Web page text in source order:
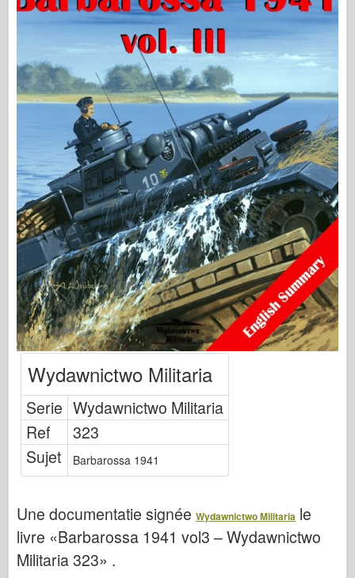
Uitgeverij Osprey
Squadron signaal
Vrachtwagens en tanks
Waffen-Arsenaal
Wydawnictwo Militaria
Maquettes
Academy
Ace-modellen
AFV Club
Luchtfix
Luchtmacht
AZ-model
Zwarte Hond
Dnepromodel
Dragon
Eduard
Fijne mallen
Krachten van Moed
FriulModel
Wydawnictwo Militaria
Serie Wydawnictwo Militaria
Ref
323
Sujet
Barbarossa 1941
Une documentatie signée Wydawnictwo Militaria le
livre «Barbarossa 1941 vol3 – Wydawnictwo
Militaria 323» .